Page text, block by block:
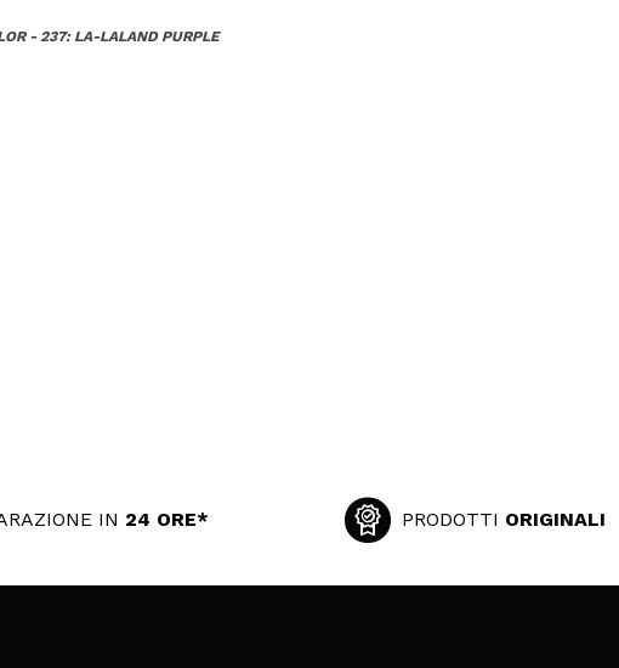
- 237: LA-LALAND PURPLE
IN 24 ORE* PRODOTTI ORIGINALI